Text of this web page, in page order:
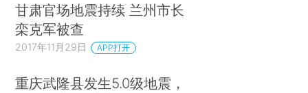
甘肃官场地震持续 兰州市长
栾克军被查
2017年11月29日 APP打开
重庆武隆县发生5.0级地震，